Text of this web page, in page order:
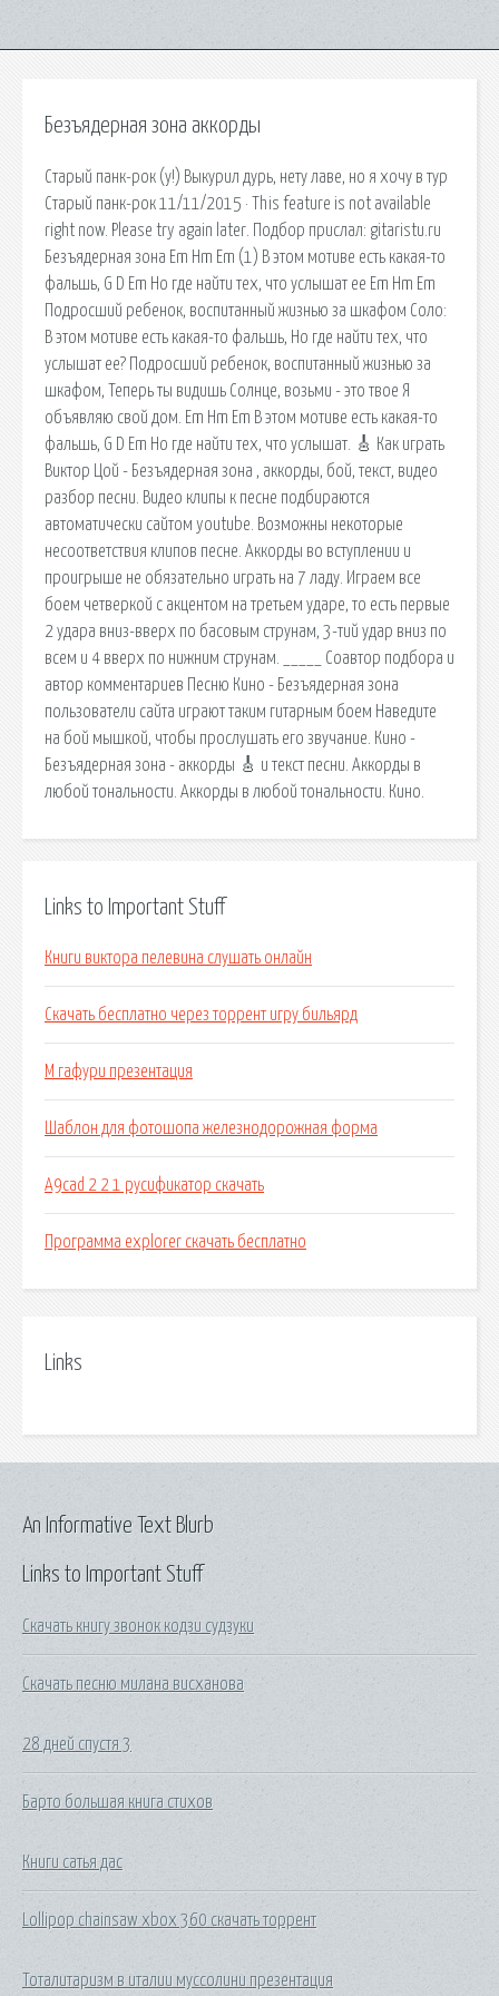
Безъядерная зона аккорды
Старый панк-рок (у!) Выкурил дурь, нету лаве, но я хочу в тур
Старый панк-рок 11/11/2015 · This feature is not available
right now. Please try again later. Подбор прислал: gitaristu.ru
Безъядерная зона Em Hm Em (1) В этом мотиве есть какая-то
фальшь, G D Em Но где найти тех, что услышат ее Em Hm Em
Подросший ребенок, воспитанный жизнью за шкафом Соло:
В этом мотиве есть какая-то фальшь, Но где найти тех, что
услышат ее? Подросший ребенок, воспитанный жизнью за
шкафом, Теперь ты видишь Солнце, возьми - это твое Я
объявляю свой дом. Em Hm Em В этом мотиве есть какая-то
фальшь, G D Em Но где найти тех, что услышат. 🎸 Как играть
Виктор Цой - Безъядерная зона , аккорды, бой, текст, видео
разбор песни. Видео клипы к песне подбираются
автоматически сайтом youtube. Возможны некоторые
несоответствия клипов песне. Аккорды во вступлении и
проигрыше не обязательно играть на 7 ладу. Играем все
боем четверкой с акцентом на третьем ударе, то есть первые
2 удара вниз-вверх по басовым струнам, 3-тий удар вниз по
всем и 4 вверх по нижним струнам. _____ Соавтор подбора и
автор комментариев Песню Кино - Безъядерная зона
пользователи сайта играют таким гитарным боем Наведите
на бой мышкой, чтобы прослушать его звучание. Кино -
Безъядерная зона - аккорды 🎸 и текст песни. Аккорды в
любой тональности. Аккорды в любой тональности. Кино.
Links to Important Stuff
Книги виктора пелевина слушать онлайн
Скачать бесплатно через торрент игру бильярд
М гафури презентация
Шаблон для фотошопа железнодорожная форма
A9cad 2 2 1 русификатор скачать
Программа explorer скачать бесплатно
Links
Links to Important Stuff
Скачать книгу звонок кодзи судзуки
Скачать песню милана висханова
28 дней спустя 3
Барто большая книга стихов
Книги сатья дас
Lollipop chainsaw xbox 360 скачать торрент
Тоталитаризм в италии муссолини презентация
An Informative Text Blurb